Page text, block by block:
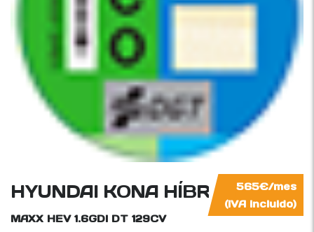
565€/mes
(IVA incluido)
HYUNDAI KONA HÍBRIDO NO
MAXX HEV 1.6GDI DT 129CV